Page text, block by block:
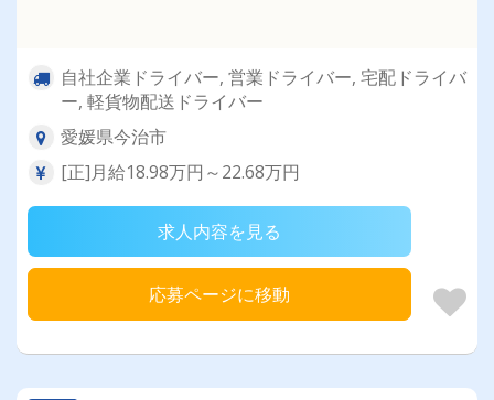
自社企業ドライバー, 営業ドライバー, 宅配ドライバ
ー, 軽貨物配送ドライバー
愛媛県今治市
[正]月給18.98万円～22.68万円
求人内容を見る
応募ページに移動